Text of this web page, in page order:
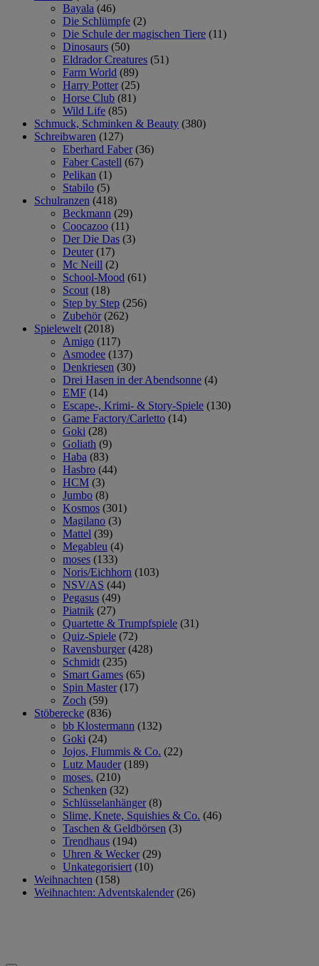
Bayala (46)
Die Schlümpfe (2)
Die Schule der magischen Tiere (11)
Dinosaurs (50)
Eldrador Creatures (51)
Farm World (89)
Harry Potter (25)
Horse Club (81)
Wild Life (85)
Schmuck, Schminken & Beauty (380)
Schreibwaren (127)
Eberhard Faber (36)
Faber Castell (67)
Pelikan (1)
Stabilo (5)
Schulranzen (418)
Beckmann (29)
Coocazoo (11)
Der Die Das (3)
Deuter (17)
Mc Neill (2)
School-Mood (61)
Scout (18)
Step by Step (256)
Zubehör (262)
Spielewelt (2018)
Amigo (117)
Asmodee (137)
Denkriesen (30)
Drei Hasen in der Abendsonne (4)
EMF (14)
Escape-, Krimi- & Story-Spiele (130)
Game Factory/Carletto (14)
Goki (28)
Goliath (9)
Haba (83)
Hasbro (44)
HCM (3)
Jumbo (8)
Kosmos (301)
Magilano (3)
Mattel (39)
Megableu (4)
moses (133)
Noris/Eichhorn (103)
NSV/AS (44)
Pegasus (49)
Piatnik (27)
Quartette & Trumpfspiele (31)
Quiz-Spiele (72)
Ravensburger (428)
Schmidt (235)
Smart Games (65)
Spin Master (17)
Zoch (59)
Stöberecke (836)
bb Klostermann (132)
Goki (24)
Jojos, Flummis & Co. (22)
Lutz Mauder (189)
moses. (210)
Schenken (32)
Schlüsselanhänger (8)
Slime, Knete, Squishies & Co. (46)
Taschen & Geldbörsen (3)
Trendhaus (194)
Uhren & Wecker (29)
Unkategorisiert (10)
Weihnachten (158)
Weihnachten: Adventskalender (26)